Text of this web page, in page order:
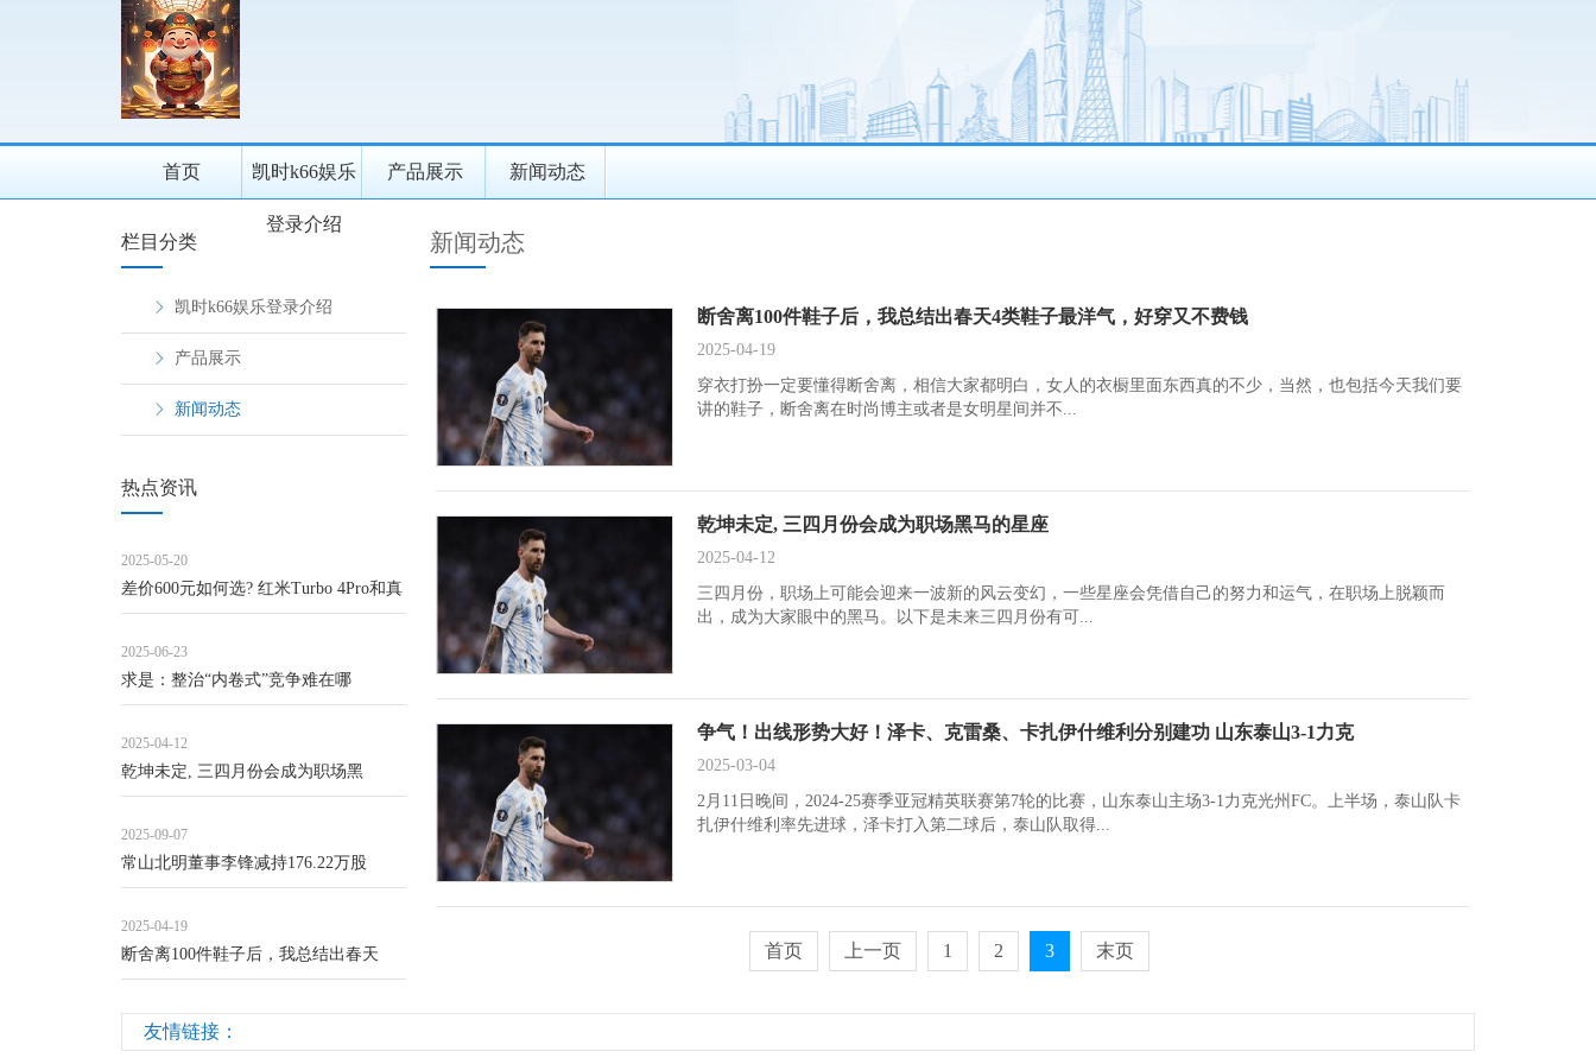
首页 凯时k66娱乐
登录介绍
产品展示 新闻动态
栏目分类
凯时k66娱乐登录介绍
产品展示
新闻动态
热点资讯
2025-05-20
差价600元如何选? 红米Turbo 4Pro和真
2025-06-23
求是：整治“内卷式”竞争难在哪
2025-04-12
乾坤未定, 三四月份会成为职场黑
2025-09-07
常山北明董事李锋减持176.22万股
2025-04-19
断舍离100件鞋子后，我总结出春天
新闻动态
断舍离100件鞋子后，我总结出春天4类鞋子最洋气，好穿又不费钱
2025-04-19
穿衣打扮一定要懂得断舍离，相信大家都明白，女人的衣橱里面东西真的不少，当然，也包括今天我们要
讲的鞋子，断舍离在时尚博主或者是女明星间并不...
乾坤未定, 三四月份会成为职场黑马的星座
2025-04-12
三四月份，职场上可能会迎来一波新的风云变幻，一些星座会凭借自己的努力和运气，在职场上脱颖而
出，成为大家眼中的黑马。以下是未来三四月份有可...
争气！出线形势大好！泽卡、克雷桑、卡扎伊什维利分别建功 山东泰山3-1力克
2025-03-04
2月11日晚间，2024-25赛季亚冠精英联赛第7轮的比赛，山东泰山主场3-1力克光州FC。上半场，泰山队卡
扎伊什维利率先进球，泽卡打入第二球后，泰山队取得...
首页 上一页 1 2 3 末页
友情链接：